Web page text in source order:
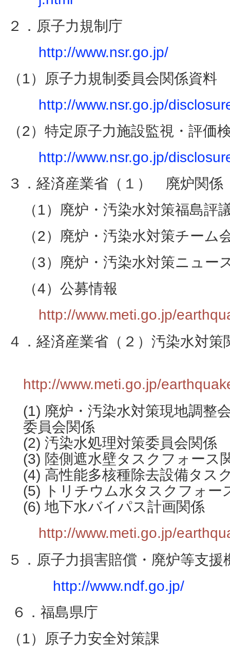
２．原子力規制庁
http://www.nsr.go.jp/
（1）原子力規制委員会関係資料
http://www.nsr.go.jp/
（2）特定原子力施設監視・評価
http://www.nsr.go.jp/
３．経済産業省（１） 廃炉関係
（1）廃炉・汚染水対策福島評
（2）廃炉・汚染水対策チーム
（3）廃炉・汚染水対策ニュー
（4）公募情報
http://www.meti.go.jp/
４．経済産業省（２）汚染水対策
http://www.meti.go.jp/
(1) 廃炉・汚染水対策現地調整
委員会関係
(2) 汚染水処理対策委員会関係
(3) 陸側遮水壁タスクフォース
(4) 高性能多核種除去設備タス
(5) トリチウム水タスクフォー
(6) 地下水バイパス計画関係
http://www.meti.go.jp/
５．原子力損害賠償・廃炉等支援
http://www.ndf.go.jp/
６．福島県庁
（1）原子力安全対策課